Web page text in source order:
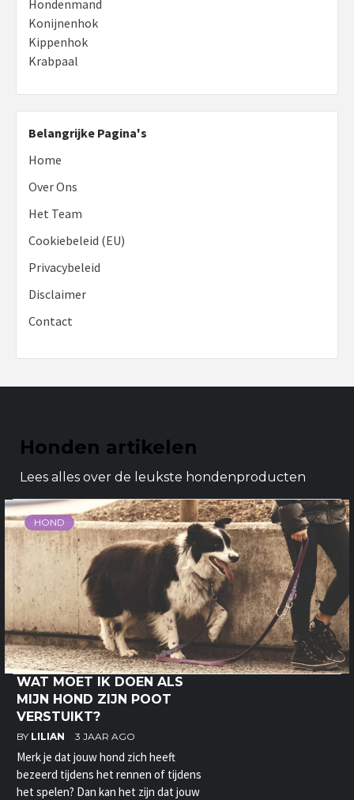
Hondenmand
Konijnenhok
Kippenhok
Krabpaal
Belangrijke Pagina's
Home
Over Ons
Het Team
Cookiebeleid (EU)
Privacybeleid
Disclaimer
Contact
Honden artikelen
Lees alles over de leukste hondenproducten
HOND
WAT MOET IK DOEN ALS
MIJN HOND ZIJN POOT
VERSTUIKT?
BY LILIAN 3 JAAR AGO
Merk je dat jouw hond zich heeft
bezeerd tijdens het rennen of tijdens
het spelen? Dan kan het zijn dat jouw